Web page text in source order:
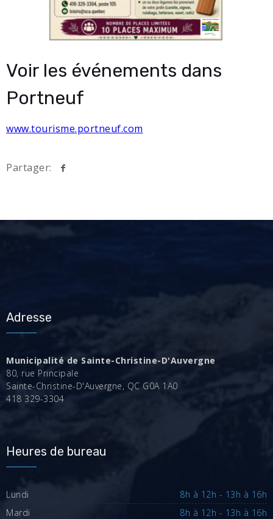
Voir les événements dans
Portneuf
www.tourisme.portneuf.com
Partager:
Adresse
Municipalité de Sainte-Christine-D'Auvergne
80, rue Principale
Sainte-Christine-D'Auvergne, QC G0A 1A0
418 329-3304
Heures de bureau
Lundi
8h à 12h - 13h à 16h
Mardi
8h à 12h - 13h à 16h